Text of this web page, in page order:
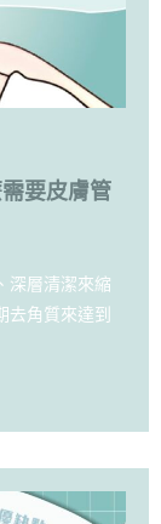
要皮膚管
深層清潔來縮
去角質來達到